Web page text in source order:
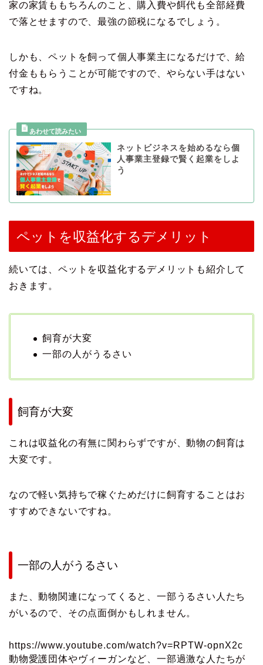
家の家賃ももちろんのこと、購入費や餌代も全部経費
で落とせますので、最強の節税になるでしょう。
しかも、ペットを飼って個人事業主になるだけで、給
付金ももらうことが可能ですので、やらない手はない
ですね。
ネットビジネスを始めるなら個
人事業主登録で賢く起業をしよ
う
ペットを収益化するデメリット
続いては、ペットを収益化するデメリットも紹介して
おきます。
飼育が大変
一部の人がうるさい
飼育が大変
これは収益化の有無に関わらずですが、動物の飼育は
大変です。
なので軽い気持ちで稼ぐためだけに飼育することはお
すすめできないですね。
一部の人がうるさい
また、動物関連になってくると、一部うるさい人たち
がいるので、その点面倒かもしれません。
https://www.youtube.com/watch?v=RPTW-opnX2c
動物愛護団体やヴィーガンなど、一部過激な人たちが